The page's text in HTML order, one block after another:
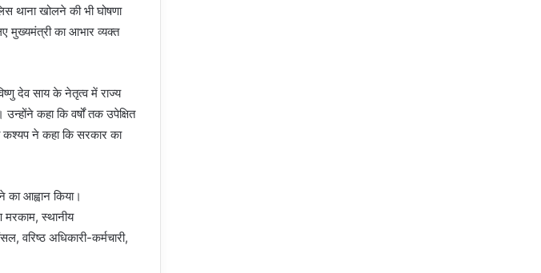
थाना खोलने की भी घोषणा
मुख्यमंत्री का आभार व्यक्त
देव साय के नेतृत्व में राज्य
कहा कि वर्षों तक उपेक्षित
ने कहा कि सरकार का
का आह्वान किया।
मरकाम, स्थानीय
वरिष्ठ अधिकारी-कर्मचारी,